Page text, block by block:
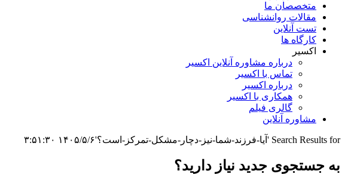
متخصصان ما
مقالات روانشناسی
تست آنلاین
کارگاه ها
اکسیر
درباره مشاوره آنلاین اکسیر
تماس با اکسیر
درباره اکسیر
همکاری با اکسیر
گالری فیلم
مشاوره آنلاین
Search Results for 'آیا-فرزند-شما-نیز-دچار-مشکل-تمرکز-است؟' ۱۴۰۵/۵/۶ ۳:۵۱:۳۰
به جستجوی جديد نياز داريد؟